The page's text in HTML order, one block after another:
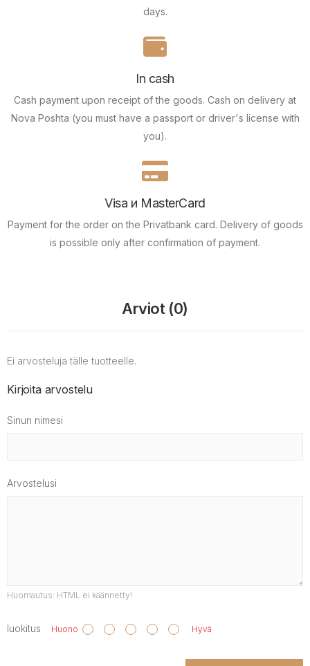
days.
In cash
Cash payment upon receipt of the goods. Cash on delivery at
Nova Poshta (you must have a passport or driver's license with
you).
Visa и MasterCard
Payment for the order on the Privatbank card. Delivery of goods
is possible only after confirmation of payment.
Arviot (0)
Ei arvosteluja tälle tuotteelle.
Kirjoita arvostelu
Sinun nimesi
Arvostelusi
Huomautus: HTML ei käännetty!
luokitus Huono Hyvä